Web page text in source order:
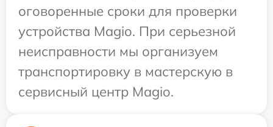
оговоренные сроки для проверки
устройства Magio. При серьезной
неисправности мы организуем
транспортировку в мастерскую в
сервисный центр Magio.